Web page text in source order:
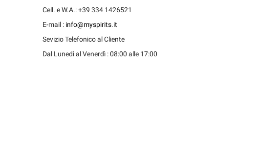
Cell. e W.A.: +39 334 1426521
E-mail : info@myspirits.it
Sevizio Telefonico al Cliente
Dal Lunedi al Venerdì : 08:00 alle 17:00